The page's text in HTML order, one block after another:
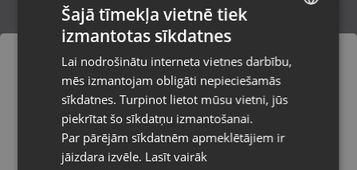
Samsung Galaxy Watch 7 LTE 40mm SM-
L305F
Liepāja, Mirdzas Ķempes iela 8-16
Stāvoklis Mazlietots (Garantija 12 mēneši)
99.00€
/mēn.
Pasūtījumi tiks piegādāti uz
izvēlēto valsti
Vietnes saturs būs attēlots izvēlētajā
RUSSIAN
Šajā tīmekļa vietnē tiek
izmantotas sīkdatnes
Lai nodrošinātu interneta vietnes darbību,
mēs izmantojam obligāti nepieciešamās
sīkdatnes. Turpinot lietot mūsu vietni, jūs
piekrītat šo sīkdatņu izmantošanai.
Par pārējām sīkdatnēm apmeklētājiem ir
jāizdara izvēle. Lasīt vairāk